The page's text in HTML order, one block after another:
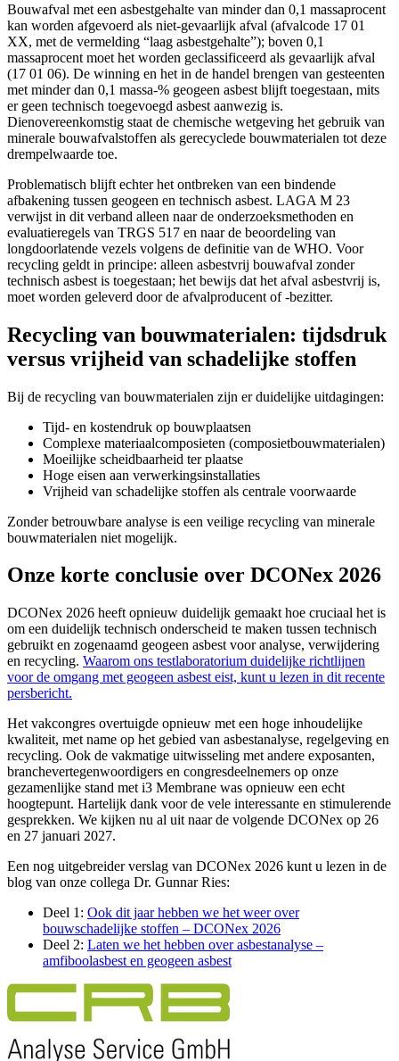
Bouwafval met een asbestgehalte van minder dan 0,1 massaprocent
kan worden afgevoerd als niet-gevaarlijk afval (afvalcode 17 01
XX, met de vermelding “laag asbestgehalte”); boven 0,1
massaprocent moet het worden geclassificeerd als gevaarlijk afval
(17 01 06). De winning en het in de handel brengen van gesteenten
met minder dan 0,1 massa-% geogeen asbest blijft toegestaan, mits
er geen technisch toegevoegd asbest aanwezig is.
Dienovereenkomstig staat de chemische wetgeving het gebruik van
minerale bouwafvalstoffen als gerecyclede bouwmaterialen tot deze
drempelwaarde toe.
Problematisch blijft echter het ontbreken van een bindende
afbakening tussen geogeen en technisch asbest. LAGA M 23
verwijst in dit verband alleen naar de onderzoeksmethoden en
evaluatieregels van TRGS 517 en naar de beoordeling van
longdoorlatende vezels volgens de definitie van de WHO. Voor
recycling geldt in principe: alleen asbestvrij bouwafval zonder
technisch asbest is toegestaan; het bewijs dat het afval asbestvrij is,
moet worden geleverd door de afvalproducent of -bezitter.
Recycling van bouwmaterialen: tijdsdruk
versus vrijheid van schadelijke stoffen
Bij de recycling van bouwmaterialen zijn er duidelijke uitdagingen:
Tijd- en kostendruk op bouwplaatsen
Complexe materiaalcomposieten (composietbouwmaterialen)
Moeilijke scheidbaarheid ter plaatse
Hoge eisen aan verwerkingsinstallaties
Vrijheid van schadelijke stoffen als centrale voorwaarde
Zonder betrouwbare analyse is een veilige recycling van minerale
bouwmaterialen niet mogelijk.
Onze korte conclusie over DCONex 2026
DCONex 2026 heeft opnieuw duidelijk gemaakt hoe cruciaal het is
om een duidelijk technisch onderscheid te maken tussen technisch
gebruikt en zogenaamd geogeen asbest voor analyse, verwijdering
en recycling. Waarom ons testlaboratorium duidelijke richtlijnen
voor de omgang met geogeen asbest eist, kunt u lezen in dit recente
persbericht.
Het vakcongres overtuigde opnieuw met een hoge inhoudelijke
kwaliteit, met name op het gebied van asbestanalyse, regelgeving en
recycling. Ook de vakmatige uitwisseling met andere exposanten,
branchevertegenwoordigers en congresdeelnemers op onze
gezamenlijke stand met i3 Membrane was opnieuw een echt
hoogtepunt. Hartelijk dank voor de vele interessante en stimulerende
gesprekken. We kijken nu al uit naar de volgende DCONex op 26
en 27 januari 2027.
Een nog uitgebreider verslag van DCONex 2026 kunt u lezen in de
blog van onze collega Dr. Gunnar Ries:
Deel 1: Ook dit jaar hebben we het weer over
bouwschadelijke stoffen – DCONex 2026
Deel 2: Laten we het hebben over asbestanalyse –
amfiboolasbest en geogeen asbest